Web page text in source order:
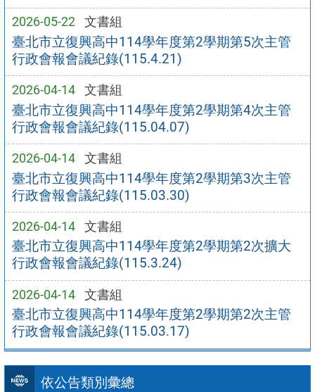
2026-05-22 文書組
臺北市立復興高中114學年度第2學期第5次主管
行政會報會議紀錄(115.4.21)
2026-04-14 文書組
臺北市立復興高中114學年度第2學期第4次主管
行政會報會議紀錄(115.04.07)
2026-04-14 文書組
臺北市立復興高中114學年度第2學期第3次主管
行政會報會議紀錄(115.03.30)
2026-04-14 文書組
臺北市立復興高中114學年度第2學期第2次擴大
行政會報會議紀錄(115.3.24)
2026-04-14 文書組
臺北市立復興高中114學年度第2學期第2次主管
行政會報會議紀錄(115.03.17)
依公告類別彙總